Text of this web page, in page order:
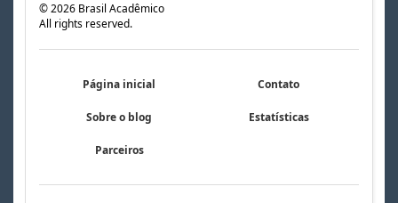
©2026 Brasil Acadêmico
All rights reserved.
Página inicial Contato
Sobre o blog Estatísticas
Parceiros